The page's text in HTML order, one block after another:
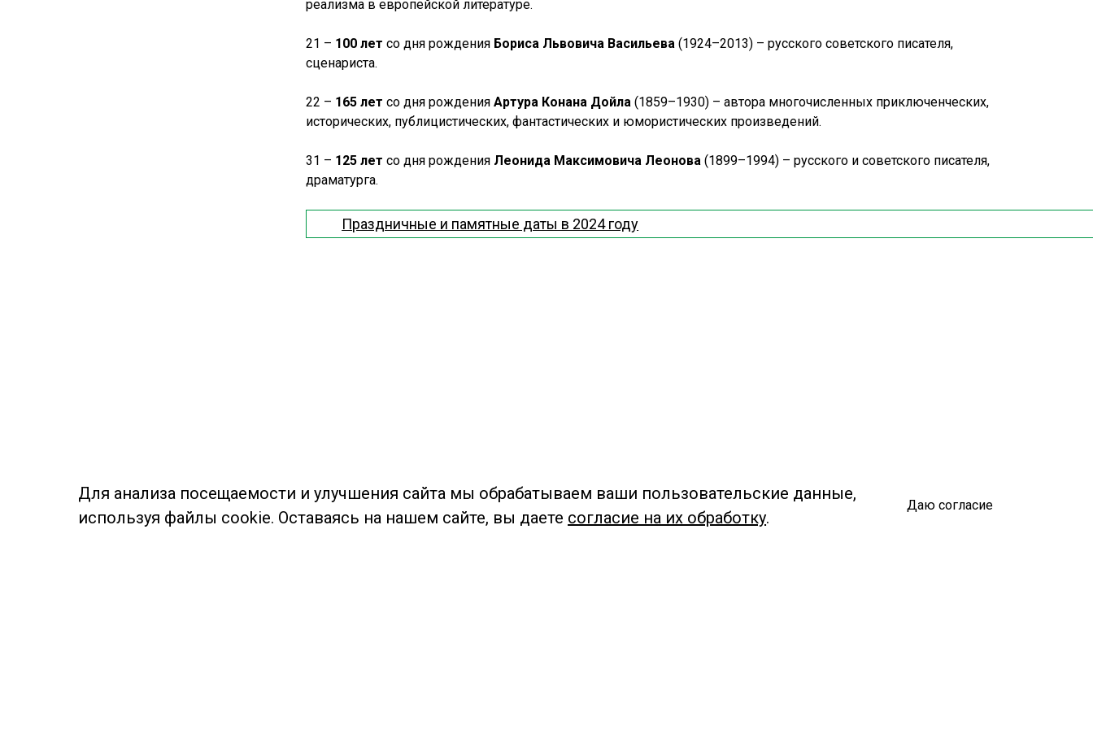
реализма в европейской литературе.
21 – 100 летсо дня рождения Бориса Львовича Васильева (1924–2013) – русского советского писателя,
сценариста.
22 – 165 летсо дня рожденияАртура Конана Дойла (1859–1930) – автора многочисленных приключенческих,
исторических, публицистических, фантастических и юмористических произведений.
31 – 125 лет со дня рождения Леонида Максимовича Леонова (1899–1994) – русского и советского писателя,
драматурга.
Праздничные и памятные даты в 2024 году
Для анализа посещаемости и улучшения сайта мы обрабатываем ваши пользовательские данные,
используя файлы cookie. Оставаясь на нашем сайте, вы даете согласие на их обработку.
Даю согласие